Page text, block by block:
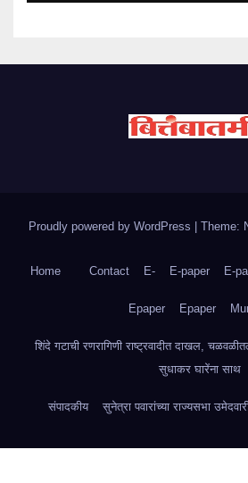
Proudly powered by WordPress | Theme:
Home Contact E- E-paper E-
Epaper Epaper
शिंदे गटाची रणरागिणी राष्ट्रवादीत दाखल,
सुधाकर घारेंना साथ
संपादकीय सुनेत्रा पवारांच्या राज्यसभा